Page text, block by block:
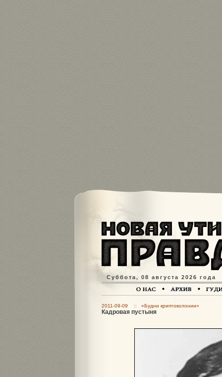
Суббота, 08 августа 2026 года
2011-09-09 :: «Будни криптоколонии»
Кадровая пустыня